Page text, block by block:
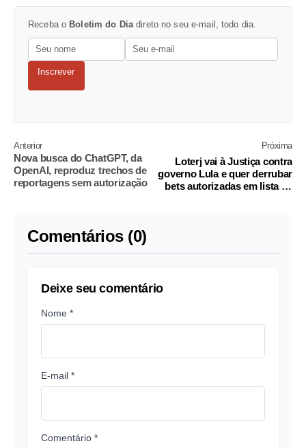
Receba o Boletim do Diadireto no seu e-mail, todo dia.
Inscrever
Anterior
Nova busca do ChatGPT, da
OpenAI, reproduz trechos de
reportagens sem autorização
Próxima
Loterj vai à Justiça contra
governo Lula e quer derrubar
bets autorizadas em lista da
Comentários (0)
Deixe seu comentário
Nome *
E-mail *
Comentário *